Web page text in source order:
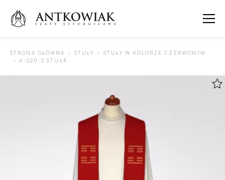
SUBMENU (KAPY )
STRONA GŁÓWNA STUŁY
STUŁY W KOLORZE CZERWONYM
4-220-2 STUŁA